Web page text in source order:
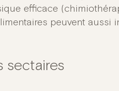
efficace
peuvent aussi
sectaires